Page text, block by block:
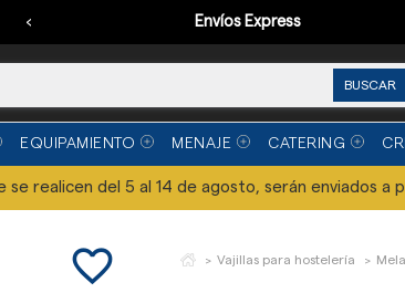
Envíos Express
‹
BUSCAR
EQUIPAMIENTO MENAJE CATERING
se realicen del 5 al 14 de agosto, serán enviados
favorite_border Vajillas para hostelería